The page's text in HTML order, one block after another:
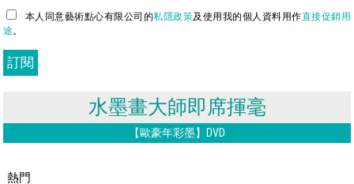
本人同意藝術點心有限公司的私隱政策及使用我的個人資料用作直接促銷用
途。
水墨畫大師即席揮毫
【歐豪年彩墨】DVD
熱門